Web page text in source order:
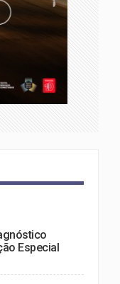
Especial